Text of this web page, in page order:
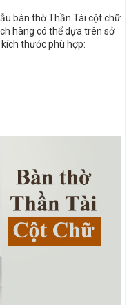
bàn thờ Thần Tài cột chữ
hàng có thể dựa trên sở
thước phù hợp: